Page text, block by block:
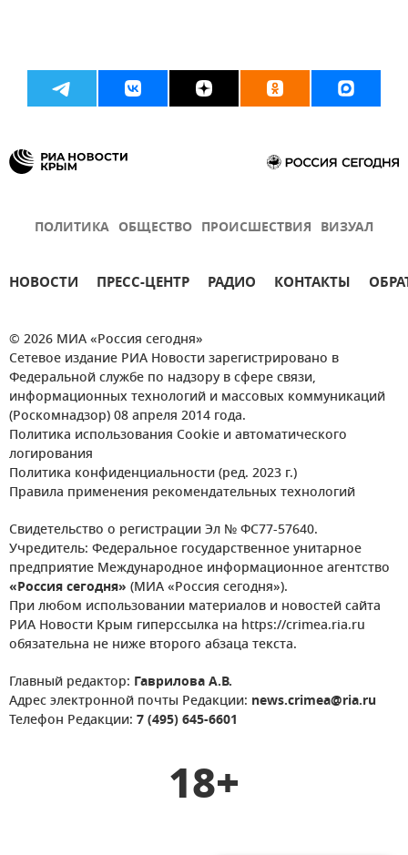
ПОЛИТИКА ОБЩЕСТВО ПРОИСШЕСТВИЯ ВИЗУАЛ
НОВОСТИ ПРЕСС-ЦЕНТР РАДИО КОНТАКТЫ
© 2026 МИА «Россия сегодня»
Сетевое издание РИА Новости зарегистрировано в
Федеральной службе по надзору в сфере связи,
информационных технологий и массовых коммуникаций
(Роскомнадзор) 08 апреля 2014 года.
Политика использования Cookie и автоматического
логирования
Политика конфиденциальности (ред. 2023 г.)
Правила применения рекомендательных технологий
Свидетельство о регистрации Эл № ФС77-57640.
Учредитель: Федеральное государственное унитарное
предприятие Международное информационное агентство
«Россия сегодня» (МИА «Россия сегодня»).
При любом использовании материалов и новостей сайта
РИА Новости Крым гиперссылка на https://crimea.ria.ru
обязательна не ниже второго абзаца текста.
Главный редактор: Гаврилова А.В.
Адрес электронной почты Редакции: news.crimea@ria.ru
Телефон Редакции: 7 (495) 645-6601
18+